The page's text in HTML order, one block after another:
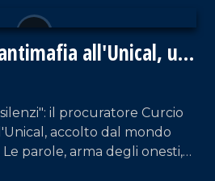
all'Unical, un
il procuratore Curcio
accolto dal mondo
parole, arma degli onesti,